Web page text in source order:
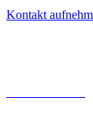
Kontakt